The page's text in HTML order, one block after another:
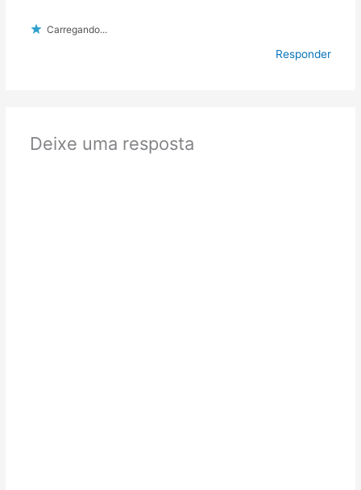
Carregando...
Responder
Deixe uma resposta